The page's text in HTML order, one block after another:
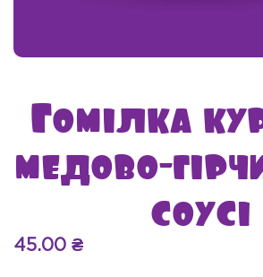
Гомілка
медово-
соусі
45.00 ₴